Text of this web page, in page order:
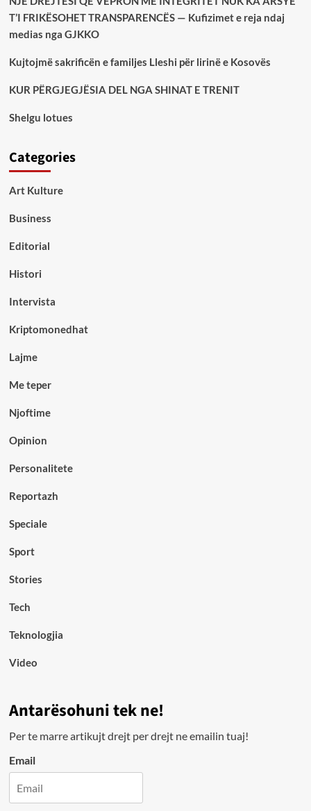
T’I FRIKËSOHET TRANSPARENCËS — Kufizimet e reja ndaj
medias nga GJKKO
Kujtojmë sakrificën e familjes Lleshi për lirinë e Kosovës
KUR PËRGJEGJËSIA DEL NGA SHINAT E TRENIT
Shelgu lotues
Categories
Art Kulture
Business
Editorial
Histori
Intervista
Kriptomonedhat
Lajme
Me teper
Njoftime
Opinion
Personalitete
Reportazh
Speciale
Sport
Stories
Tech
Teknologjia
Video
Antarësohuni tek ne!
Per te marre artikujt drejt per drejt ne emailin tuaj!
Email